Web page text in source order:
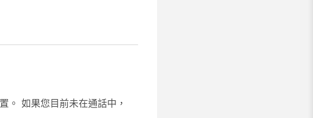
。 如果您目前未在通話中，